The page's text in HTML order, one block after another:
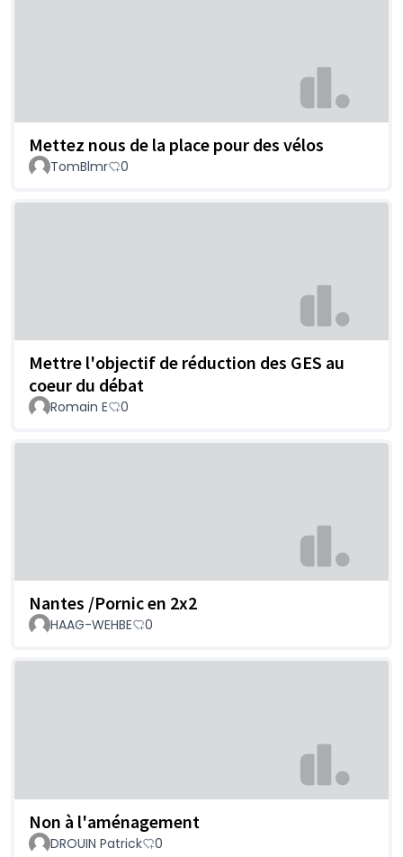
Mettez nous de la place pour des vélos
TomBlmr 0
Mettre l'objectif de réduction des GES au
coeur du débat
Romain E 0
Nantes /Pornic en 2x2
HAAG-WEHBE 0
Non à l'aménagement
DROUIN Patrick 0